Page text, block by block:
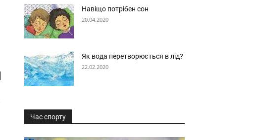
Навіщо потрібен сон
20.04.2020
Як вода перетворюється в лід?
22.02.2020
Час спорту